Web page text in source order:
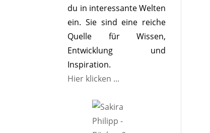
du in interessante Welten
ein. Sie sind eine reiche
Quelle für Wissen,
Entwicklung und
Inspiration.
Hier klicken ...